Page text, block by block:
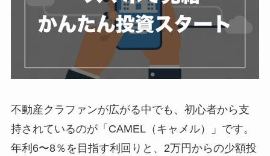
不動産クラファンが広がる中でも、初心者から支
持されているのが「CAMEL（キャメル）」です。
年利6〜8％を目指す利回りと、2万円からの少額投